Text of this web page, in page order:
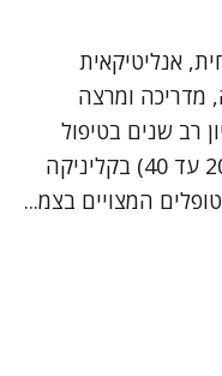
אנליטיקאית
מדריכה ומרצה
רב שנים בטיפול
במבוגרים ומבוגרים צעירים (גילאי 20 עד 40) בקליניקה
המצויים בצמ...